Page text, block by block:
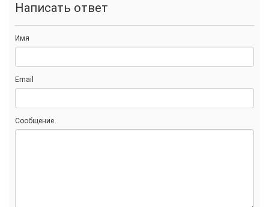
Написать ответ
Имя
Email
Сообщение